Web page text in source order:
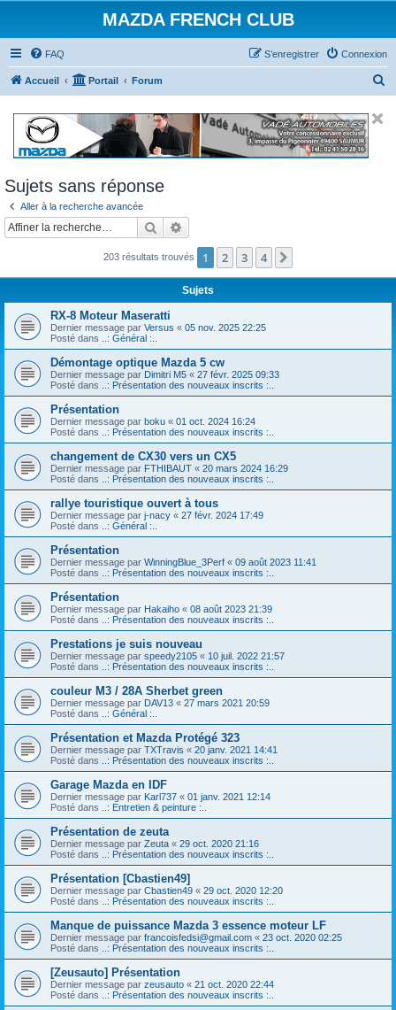
MAZDA FRENCH CLUB
FAQ Connexion
S’enregistrer
Accueil Portail Forum
Sujets sans réponse
Aller à la recherche avancée
Rechercher
203 résultats trouvés 1 2 3 4
Sujets
RX-8 Moteur Maseratti
Dernier message par Versus « 05 nov. 2025 22:25
Posté dans
..: Général :..
Démontage optique Mazda 5 cw
Dernier message par Dimitri M5 « 27 févr. 2025 09:33
Posté dans
..: Présentation des nouveaux inscrits :..
Présentation
Dernier message par boku « 01 oct. 2024 16:24
Posté dans
..: Présentation des nouveaux inscrits :..
changement de CX30 vers un CX5
Dernier message par FTHIBAUT « 20 mars 2024 16:29
Posté dans
..: Présentation des nouveaux inscrits :..
rallye touristique ouvert à tous
Dernier message par j-nacy « 27 févr. 2024 17:49
Posté dans
..: Général :..
Présentation
Dernier message par WinningBlue_3Perf « 09 août 2023 11:41
Posté dans
..: Présentation des nouveaux inscrits :..
Présentation
Dernier message par Hakaiho « 08 août 2023 21:39
Posté dans
..: Présentation des nouveaux inscrits :..
Prestations je suis nouveau
Dernier message par speedy2105 « 10 juil. 2022 21:57
Posté dans
..: Présentation des nouveaux inscrits :..
couleur M3 / 28A Sherbet green
Dernier message par DAV13 « 27 mars 2021 20:59
Posté dans
..: Général :..
Présentation et Mazda Protégé 323
Dernier message par TXTravis « 20 janv. 2021 14:41
Posté dans
..: Présentation des nouveaux inscrits :..
Garage Mazda en IDF
Dernier message par Karl737 « 01 janv. 2021 12:14
Posté dans
..: Entretien & peinture :..
Présentation de zeuta
Dernier message par Zeuta « 29 oct. 2020 21:16
Posté dans
..: Présentation des nouveaux inscrits :..
Présentation [Cbastien49]
Dernier message par Cbastien49 « 29 oct. 2020 12:20
Posté dans
..: Présentation des nouveaux inscrits :..
Manque de puissance Mazda 3 essence moteur LF
Dernier message par francoisfedsi@gmail.com « 23 oct. 2020 02:25
Posté dans
..: Présentation des nouveaux inscrits :..
[Zeusauto] Présentation
Dernier message par zeusauto « 21 oct. 2020 22:44
Posté dans
..: Présentation des nouveaux inscrits :..